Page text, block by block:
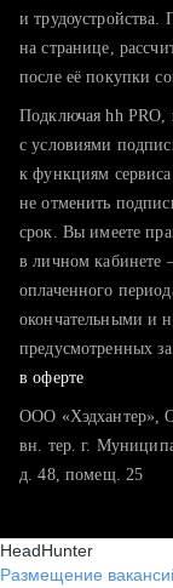
тратите
хотите
и
на странице,
после её покупки
Подключая hh PRO,
с условиями
к функциям
не отменить
срок. Вы имеете
в личном кабинете
оплаченного
окончательными и
предусмотренных
в оферте
ООО «Хэдхантер»,
вн. тер. г.
д. 48, помещ. 25
HeadHunter
Размещение